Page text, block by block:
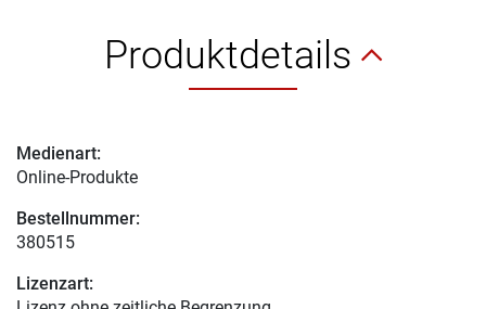
Produktdetails
Medienart:
Online-Produkte
Bestellnummer:
380515
Lizenzart: